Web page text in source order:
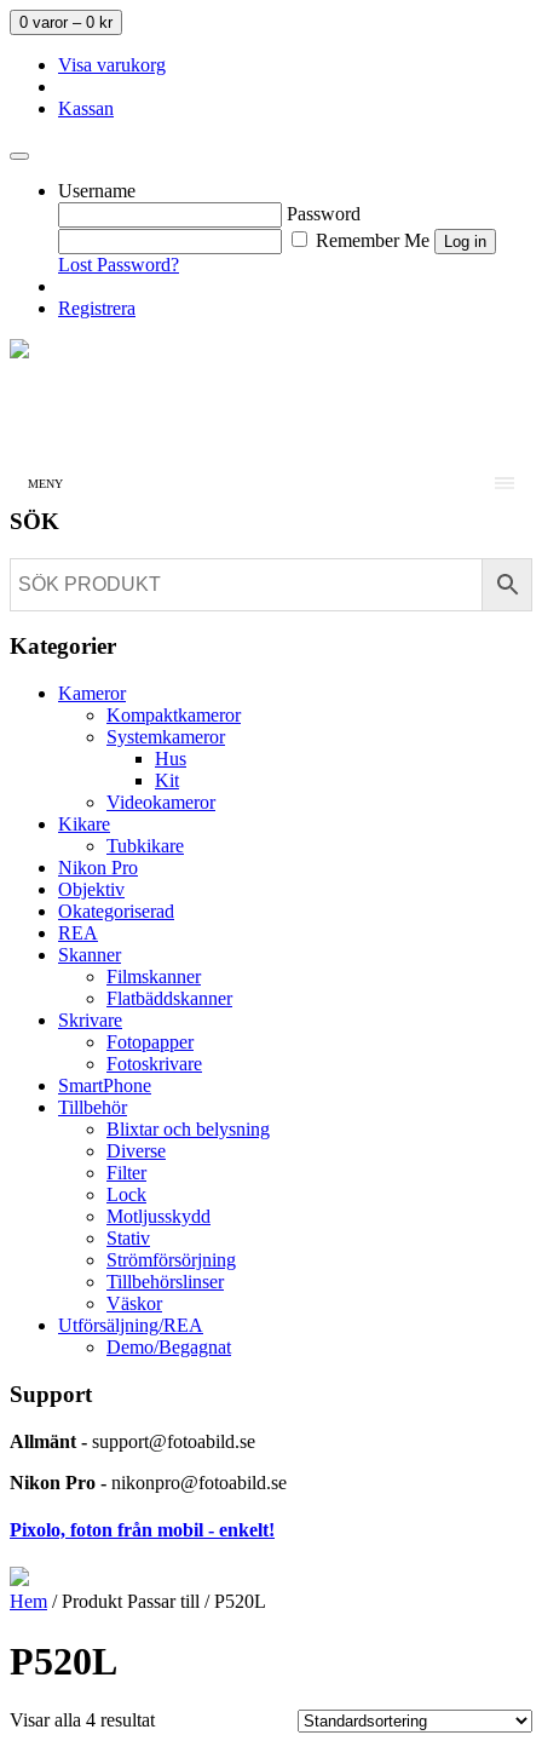
0 varor – 0 kr
Visa varukorg
Kassan
Username
Password
Remember Me
Lost Password?
Registrera
MENY
SÖK
Kategorier
Kameror
Kompaktkameror
Systemkameror
Hus
Kit
Videokameror
Kikare
Tubkikare
Nikon Pro
Objektiv
Okategoriserad
REA
Skanner
Filmskanner
Flatbäddskanner
Skrivare
Fotopapper
Fotoskrivare
SmartPhone
Tillbehör
Blixtar och belysning
Diverse
Filter
Lock
Motljusskydd
Stativ
Strömförsörjning
Tillbehörslinser
Väskor
Utförsäljning/REA
Demo/Begagnat
Support
Allmänt - support@fotoabild.se
Nikon Pro - nikonpro@fotoabild.se
Pixolo, foton från mobil - enkelt!
Hem / Produkt Passar till / P520L
P520L
Visar alla 4 resultat